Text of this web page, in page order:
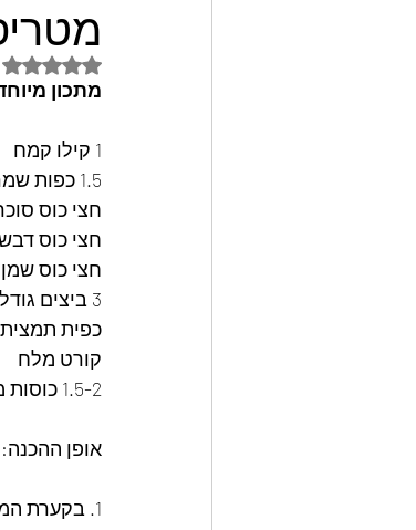
דירוג של NaN מתוך 5 כוכבים
מתכון
1 קילו קמח
1.5 כפות שמרים יבשים
חצי כוס
חצי כוס
חצי כוס שמן
3 ביצים גודל L
כפית תמצית
קורט מלח
1.5-2 כוסות מים חמימים
אופן ההכנה:
1. בקערת